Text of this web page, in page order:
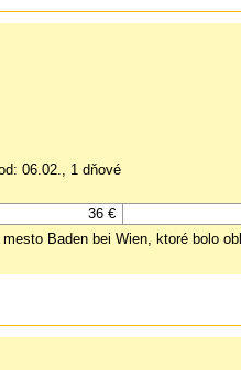
06.02., 1 dňové
36 €
Baden bei Wien, ktoré bolo